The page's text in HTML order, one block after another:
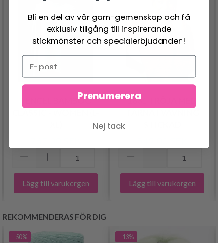
TENCEL BAMBOO
Lägg till varukorgen
1831 TRÖJA MED
Lägg till varukorgen
REKOMMENDERAS FÖR DIG
- 50% - 13%
Bli en del av vår garn-gemenskap och få
exklusiv tillgång till inspirerande
stickmönster och specialerbjudanden!
Prenumerera
Nej tack